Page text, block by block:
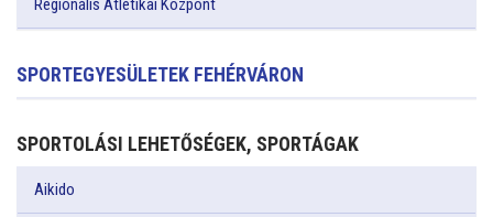
Regionális Atlétikai Központ
SPORTEGYESÜLETEK FEHÉRVÁRON
SPORTOLÁSI LEHETŐSÉGEK, SPORTÁGAK
Aikido